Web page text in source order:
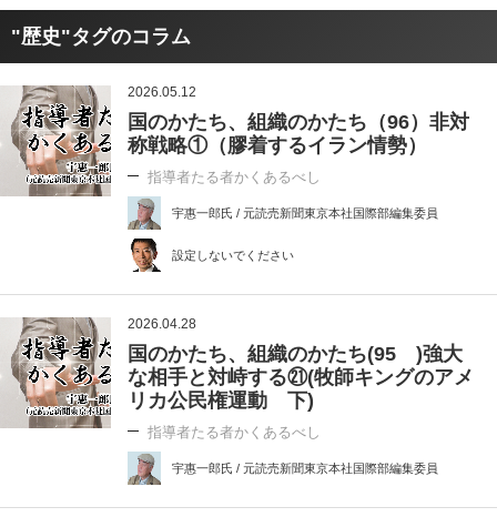
"歴史"タグのコラム
2026.05.12
国のかたち、組織のかたち（96）非対
称戦略①（膠着するイラン情勢）
指導者たる者かくあるべし
宇惠一郎氏 / 元読売新聞東京本社国際部編集委員
設定しないでください
2026.04.28
国のかたち、組織のかたち(95 )強大
な相手と対峙する㉑(牧師キングのアメ
リカ公民権運動 下)
指導者たる者かくあるべし
宇惠一郎氏 / 元読売新聞東京本社国際部編集委員